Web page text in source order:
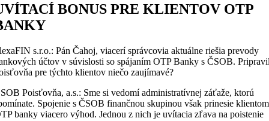
BONUS PRE KLIENTOV OTP
s.r.o.: Pán Čahoj, viacerí správcovia aktuálne riešia prevody
účtov v súvislosti so spájaním OTP Banky s ČSOB.
pre týchto klientov niečo zaujímavé?
Poisťovňa, a.s.: Sme si vedomí administratívnej záťaže, ktorú
Spojenie s ČSOB finančnou skupinou však prinesie klientom
banky viacero výhod. Jednou z nich je uvítacia zľava na poistenie